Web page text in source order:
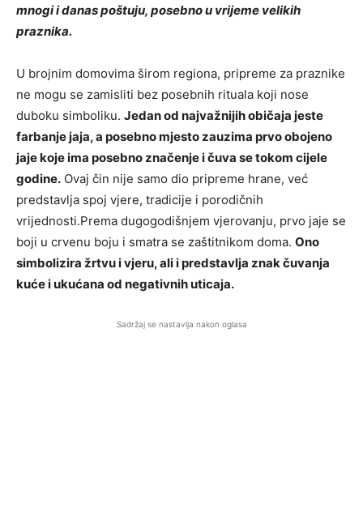
mnogi i danas poštuju, posebno u vrijeme velikih
praznika.
U brojnim domovima širom regiona, pripreme za praznike
ne mogu se zamisliti bez posebnih rituala koji nose
duboku simboliku. Jedan od najvažnijih običaja jeste
farbanje jaja, a posebno mjesto zauzima prvo obojeno
jaje koje ima posebno značenje i čuva se tokom cijele
godine. Ovaj čin nije samo dio pripreme hrane, već
predstavlja spoj vjere, tradicije i porodičnih
vrijednosti.Prema dugogodišnjem vjerovanju, prvo jaje se
boji u crvenu boju i smatra se zaštitnikom doma. Ono
simbolizira žrtvu i vjeru, ali i predstavlja znak čuvanja
kuće i ukućana od negativnih uticaja.
Sadržaj se nastavlja nakon oglasa